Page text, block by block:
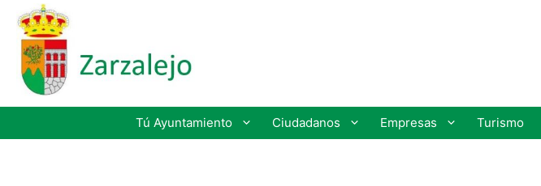
Tú Ayuntamiento Ciudadanos Empresas Turismo